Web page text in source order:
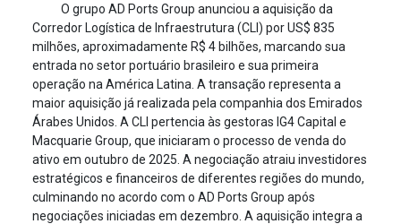
O grupo AD Ports Group anunciou a aquisição da
Corredor Logística de Infraestrutura (CLI) por US$ 835
milhões, aproximadamente R$ 4 bilhões, marcando sua
entrada no setor portuário brasileiro e sua primeira
operação na América Latina. A transação representa a
maior aquisição já realizada pela companhia dos Emirados
Árabes Unidos. A CLI pertencia às gestoras IG4 Capital e
Macquarie Group, que iniciaram o processo de venda do
ativo em outubro de 2025. A negociação atraiu investidores
estratégicos e financeiros de diferentes regiões do mundo,
culminando no acordo com o AD Ports Group após
negociações iniciadas em dezembro. A aquisição integra a